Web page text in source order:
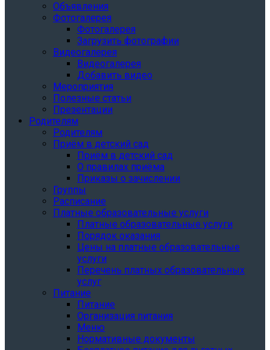
Объявления
Фотогалерея
Фотогалерея
Загрузить фотографии
Видеогалерея
Видеогалерея
Добавить видео
Мероприятия
Полезные статьи
Презентации
Родителям
Родителям
Приём в детский сад
Приём в детский сад
О правилах приёма
Приказы о зачислении
Группы
Расписание
Платные образовательные услуги
Платные образовательные услуги
Порядок оказания
Цены на платные образовательные
услуги
Перечень платных образовательных
услуг
Питание
Питание
Организация питания
Меню
Нормативные документы